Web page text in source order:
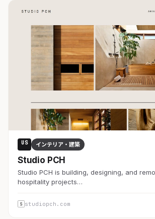
US インテリア・建築
Studio PCH
Studio PCH is building, designing, and
hospitality projects…
studiopch.com